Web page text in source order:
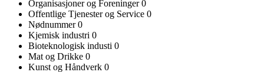
Organisasjoner og Foreninger0
Offentlige Tjenester og Service 0
Nødnummer0
Kjemisk industri 0
Bioteknologisk industi 0
Mat og Drikke 0
Kunst og Håndverk 0